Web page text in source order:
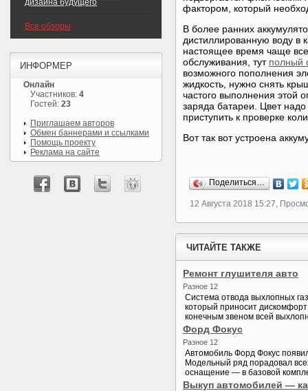
фактором, который
В более ранних
дистиллированную воду в
настоящее время чаще
обслуживания, тут полный
возможного пополнения
жидкость, нужно снять
частого выполнения этой
заряда батареи. Цвет
приступить к проверке
Вот так вот устроена
Поделиться…
12 Августа 2018 15:27,
ЧИТАЙТЕ ТАКЖЕ
Ремонт глушителя авто
Разное 12
Система отвода выхлопных
который приносит
конечным звеном всей
Форд Фокус
Разное 12
Автомобиль Форд Фокус
Модельный ряд порадовал
оснащение — в базовой
Выкуп автомобилей —
дизайна будущего
Все обзоры
ИНФОРМЕР
Онлайн
Участников: 4
Гостей: 23
Приглашаем авторов
Обмен баннерами и ссылками
Помощь проекту
Реклама на сайте